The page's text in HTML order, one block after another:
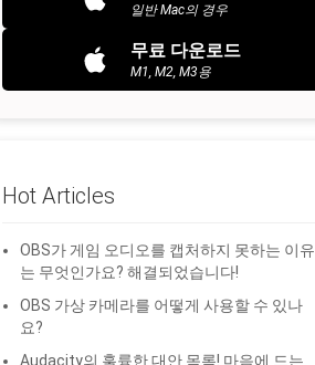
일반 Mac의 경우
무료 다운로드
M1, M2, M3용
Hot Articles
OBS가 게임 오디오를 캡처하지 못하는 이유
는 무엇인가요? 해결되었습니다!
OBS 가상 카메라를 어떻게 사용할 수 있나
요?
Audacity의 훌륭한 대안 목록! 마음에 드는